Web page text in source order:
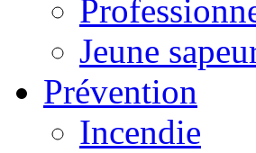
Jeune
Prévention
Incendie